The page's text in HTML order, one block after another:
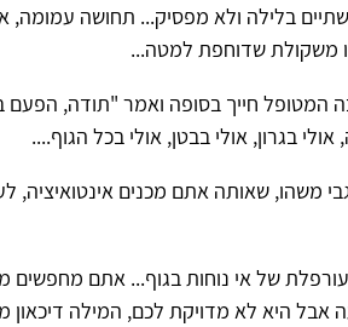
בלילה ולא מפסיק... תחושה
משקולת שדוחפת למטה...
המטופל חייך בסופה ואמר "תודה, הפעם
בגרון, אולי בבטן, אולי בכל הגוף....
משהו, שאותה אתם מכנים אינטואיציה,
של אי נוחות בגוף... אתם מחפשים
אבל היא לא מדויקת לכם, המילה דיכאון